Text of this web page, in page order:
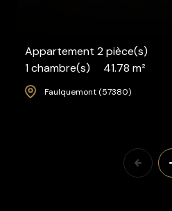
Appartement 2 pièce(s)
1 chambre(s)
41.78 m²
Faulquemont (57380)